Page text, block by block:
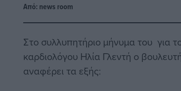
Από: news room
Στο συλλυπητήριο μήνυμα του για
καρδιολόγου Ηλία Γλεντή ο
αναφέρει τα εξής: